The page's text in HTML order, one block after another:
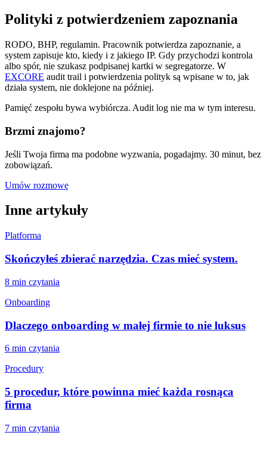
Polityki z potwierdzeniem zapoznania
RODO, BHP, regulamin. Pracownik potwierdza zapoznanie, a
system zapisuje kto, kiedy i z jakiego IP. Gdy przychodzi kontrola
albo spór, nie szukasz podpisanej kartki w segregatorze. W
EXCORE audit trail i potwierdzenia polityk są wpisane w to, jak
działa system, nie doklejone na później.
Pamięć zespołu bywa wybiórcza. Audit log nie ma w tym interesu.
Brzmi znajomo?
Jeśli Twoja firma ma podobne wyzwania, pogadajmy. 30 minut, bez
zobowiązań.
Umów rozmowę
Inne artykuły
Platforma
Skończyłeś zbierać narzędzia. Czas mieć system.
8 min czytania
Onboarding
Dlaczego onboarding w małej firmie to nie luksus
6 min czytania
Procedury
5 procedur, które powinna mieć każda rosnąca
firma
7 min czytania